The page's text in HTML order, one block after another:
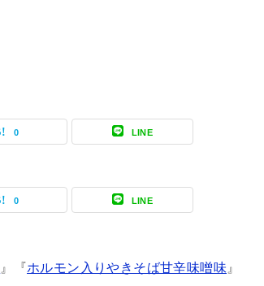
0 LINE
0 LINE
』『ホルモン入りやきそば甘辛味噌味 』